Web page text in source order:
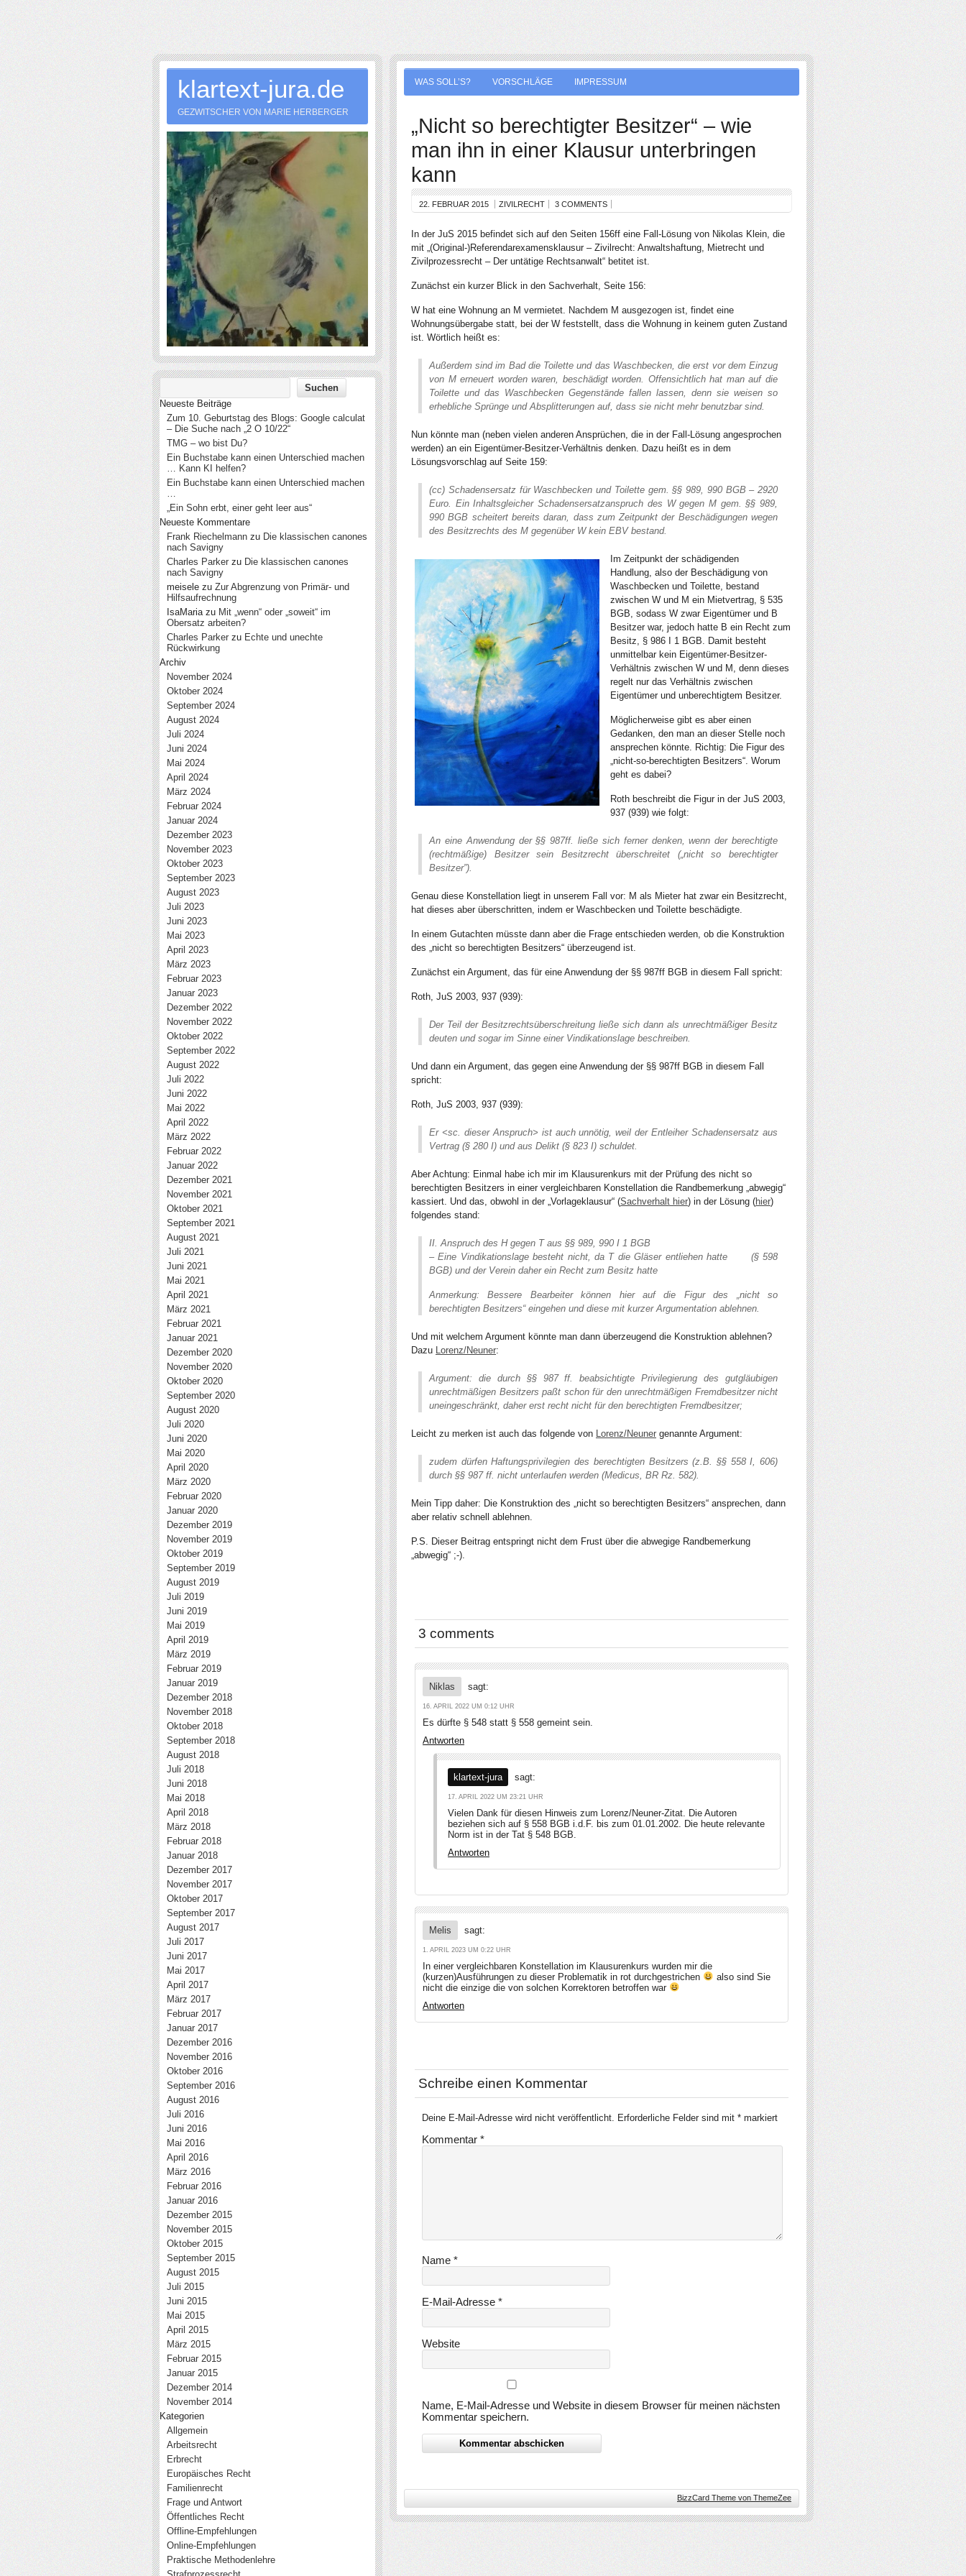
WAS SOLL’S? VORSCHLÄGE IMPRESSUM
„Nicht so berechtigter Besitzer“ – wie
man ihn in einer Klausur unterbringen
kann
22. FEBRUAR 2015 ZIVILRECHT 3 COMMENTS
In der JuS 2015 befindet sich auf den Seiten 156ff eine Fall-Lösung von Nikolas Klein, die
mit „(Original-)Referendarexamensklausur – Zivilrecht: Anwaltshaftung, Mietrecht und
Zivilprozessrecht – Der untätige Rechtsanwalt“ betitet ist.
Zunächst ein kurzer Blick in den Sachverhalt, Seite 156:
W hat eine Wohnung an M vermietet. Nachdem M ausgezogen ist, findet eine
Wohnungsübergabe statt, bei der W feststellt, dass die Wohnung in keinem guten Zustand
ist. Wörtlich heißt es:
Außerdem sind im Bad die Toilette und das Waschbecken, die erst vor dem Einzug
von M erneuert worden waren, beschädigt worden. Offensichtlich hat man auf die
Toilette und das Waschbecken Gegenstände fallen lassen, denn sie weisen so
erhebliche Sprünge und Absplitterungen auf, dass sie nicht mehr benutzbar sind.
Nun könnte man (neben vielen anderen Ansprüchen, die in der Fall-Lösung angesprochen
werden) an ein Eigentümer-Besitzer-Verhältnis denken. Dazu heißt es in dem
Lösungsvorschlag auf Seite 159:
(cc) Schadensersatz für Waschbecken und Toilette gem. §§ 989, 990 BGB – 2920
Euro. Ein Inhaltsgleicher Schadensersatzanspruch des W gegen M gem. §§ 989,
990 BGB scheitert bereits daran, dass zum Zeitpunkt der Beschädigungen wegen
des Besitzrechts des M gegenüber W kein EBV bestand.
Im Zeitpunkt der schädigenden
Handlung, also der Beschädigung von
Waschbecken und Toilette, bestand
zwischen W und M ein Mietvertrag, § 535
BGB, sodass W zwar Eigentümer und B
Besitzer war, jedoch hatte B ein Recht zum
Besitz, § 986 I 1 BGB. Damit besteht
unmittelbar kein Eigentümer-Besitzer-
Verhältnis zwischen W und M, denn dieses
regelt nur das Verhältnis zwischen
Eigentümer und unberechtigtem Besitzer.
Möglicherweise gibt es aber einen
Gedanken, den man an dieser Stelle noch
ansprechen könnte. Richtig: Die Figur des
„nicht-so-berechtigten Besitzers“. Worum
geht es dabei?
Roth beschreibt die Figur in der JuS 2003,
937 (939) wie folgt:
An eine Anwendung der §§ 987ff. ließe sich ferner denken, wenn der berechtigte
(rechtmäßige) Besitzer sein Besitzrecht überschreitet („nicht so berechtigter
Besitzer”).
Genau diese Konstellation liegt in unserem Fall vor: M als Mieter hat zwar ein Besitzrecht,
hat dieses aber überschritten, indem er Waschbecken und Toilette beschädigte.
In einem Gutachten müsste dann aber die Frage entschieden werden, ob die Konstruktion
des „nicht so berechtigten Besitzers“ überzeugend ist.
Zunächst ein Argument, das für eine Anwendung der §§ 987ff BGB in diesem Fall spricht:
Roth, JuS 2003, 937 (939):
Der Teil der Besitzrechtsüberschreitung ließe sich dann als unrechtmäßiger Besitz
deuten und sogar im Sinne einer Vindikationslage beschreiben.
Und dann ein Argument, das gegen eine Anwendung der §§ 987ff BGB in diesem Fall
spricht:
Roth, JuS 2003, 937 (939):
Er <sc. dieser Anspruch> ist auch unnötig, weil der Entleiher Schadensersatz aus
Vertrag (§ 280 I) und aus Delikt (§ 823 I) schuldet.
Aber Achtung: Einmal habe ich mir im Klausurenkurs mit der Prüfung des nicht so
berechtigten Besitzers in einer vergleichbaren Konstellation die Randbemerkung „abwegig“
kassiert. Und das, obwohl in der „Vorlageklausur“ (Sachverhalt hier) in der Lösung (hier)
folgendes stand:
II. Anspruch des H gegen T aus §§ 989, 990 I 1 BGB
– Eine Vindikationslage besteht nicht, da T die Gläser entliehen hatte (§ 598
BGB) und der Verein daher ein Recht zum Besitz hatte
Anmerkung: Bessere Bearbeiter können hier auf die Figur des „nicht so
berechtigten Besitzers“ eingehen und diese mit kurzer Argumentation ablehnen.
Und mit welchem Argument könnte man dann überzeugend die Konstruktion ablehnen?
Dazu Lorenz/Neuner:
Argument: die durch §§ 987 ff. beabsichtigte Privilegierung des gutgläubigen
unrechtmäßigen Besitzers paßt schon für den unrechtmäßigen Fremdbesitzer nicht
uneingeschränkt, daher erst recht nicht für den berechtigten Fremdbesitzer;
Leicht zu merken ist auch das folgende von Lorenz/Neuner genannte Argument:
zudem dürfen Haftungsprivilegien des berechtigten Besitzers (z.B. §§ 558 I, 606)
durch §§ 987 ff. nicht unterlaufen werden (Medicus, BR Rz. 582).
Mein Tipp daher: Die Konstruktion des „nicht so berechtigten Besitzers“ ansprechen, dann
aber relativ schnell ablehnen.
P.S. Dieser Beitrag entspringt nicht dem Frust über die abwegige Randbemerkung
„abwegig“ ;-).
3 comments
Niklas sagt:
16. APRIL 2022 UM 0:12 UHR
Es dürfte § 548 statt § 558 gemeint sein.
Antworten
klartext-jura sagt:
17. APRIL 2022 UM 23:21 UHR
Vielen Dank für diesen Hinweis zum Lorenz/Neuner-Zitat. Die Autoren
beziehen sich auf § 558 BGB i.d.F. bis zum 01.01.2002. Die heute relevante
Norm ist in der Tat § 548 BGB.
Antworten
Melis sagt:
1. APRIL 2023 UM 0:22 UHR
In einer vergleichbaren Konstellation im Klausurenkurs wurden mir die
(kurzen)Ausführungen zu dieser Problematik in rot durchgestrichen
also sind Sie
nicht die einzige die von solchen Korrektoren betroffen war
Antworten
Schreibe einen Kommentar
Deine E-Mail-Adresse wird nicht veröffentlicht. Erforderliche Felder sind mit * markiert
Kommentar *
Name *
E-Mail-Adresse *
Website
Name, E-Mail-Adresse und Website in diesem Browser für meinen nächsten
Kommentar speichern.
BizzCard Theme von ThemeZee
klartext-jura.de
GEZWITSCHER VON MARIE HERBERGER
Neueste Beiträge
Zum 10. Geburtstag des Blogs: Google calculat
– Die Suche nach „2 O 10/22“
TMG – wo bist Du?
Ein Buchstabe kann einen Unterschied machen
… Kann KI helfen?
Ein Buchstabe kann einen Unterschied machen
…
„Ein Sohn erbt, einer geht leer aus“
Neueste Kommentare
Frank Riechelmann zu Die klassischen canones
nach Savigny
Charles Parker zu Die klassischen canones
nach Savigny
meisele zu Zur Abgrenzung von Primär- und
Hilfsaufrechnung
IsaMariazu Mit „wenn“ oder „soweit“ im
Obersatz arbeiten?
Charles Parker zu Echte und unechte
Rückwirkung
Archiv
November 2024
Oktober 2024
September 2024
August 2024
Juli 2024
Juni 2024
Mai 2024
April 2024
März 2024
Februar 2024
Januar 2024
Dezember 2023
November 2023
Oktober 2023
September 2023
August 2023
Juli 2023
Juni 2023
Mai 2023
April 2023
März 2023
Februar 2023
Januar 2023
Dezember 2022
November 2022
Oktober 2022
September 2022
August 2022
Juli 2022
Juni 2022
Mai 2022
April 2022
März 2022
Februar 2022
Januar 2022
Dezember 2021
November 2021
Oktober 2021
September 2021
August 2021
Juli 2021
Juni 2021
Mai 2021
April 2021
März 2021
Februar 2021
Januar 2021
Dezember 2020
November 2020
Oktober 2020
September 2020
August 2020
Juli 2020
Juni 2020
Mai 2020
April 2020
März 2020
Februar 2020
Januar 2020
Dezember 2019
November 2019
Oktober 2019
September 2019
August 2019
Juli 2019
Juni 2019
Mai 2019
April 2019
März 2019
Februar 2019
Januar 2019
Dezember 2018
November 2018
Oktober 2018
September 2018
August 2018
Juli 2018
Juni 2018
Mai 2018
April 2018
März 2018
Februar 2018
Januar 2018
Dezember 2017
November 2017
Oktober 2017
September 2017
August 2017
Juli 2017
Juni 2017
Mai 2017
April 2017
März 2017
Februar 2017
Januar 2017
Dezember 2016
November 2016
Oktober 2016
September 2016
August 2016
Juli 2016
Juni 2016
Mai 2016
April 2016
März 2016
Februar 2016
Januar 2016
Dezember 2015
November 2015
Oktober 2015
September 2015
August 2015
Juli 2015
Juni 2015
Mai 2015
April 2015
März 2015
Februar 2015
Januar 2015
Dezember 2014
November 2014
Kategorien
Allgemein
Arbeitsrecht
Erbrecht
Europäisches Recht
Familienrecht
Frage und Antwort
Öffentliches Recht
Offline-Empfehlungen
Online-Empfehlungen
Praktische Methodenlehre